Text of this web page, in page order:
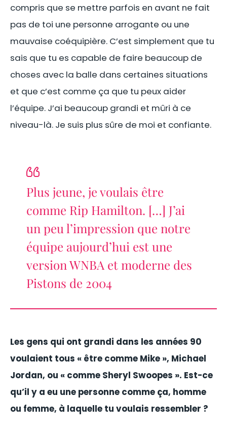
compris que se mettre parfois en avant ne fait
pas de toi une personne arrogante ou une
mauvaise coéquipière. C’est simplement que tu
sais que tu es capable de faire beaucoup de
choses avec la balle dans certaines situations
et que c’est comme ça que tu peux aider
l’équipe. J’ai beaucoup grandi et mûri à ce
niveau-là. Je suis plus sûre de moi et confiante.
Plus jeune, je voulais être
comme Rip Hamilton. […] J’ai
un peu l’impression que notre
équipe aujourd’hui est une
version WNBA et moderne des
Pistons de 2004
Les gens qui ont grandi dans les années 90
voulaient tous « être comme Mike », Michael
Jordan, ou « comme Sheryl Swoopes ». Est-ce
qu’il y a eu une personne comme ça, homme
ou femme, à laquelle tu voulais ressembler ?